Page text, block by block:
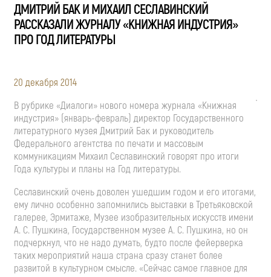
ДМИТРИЙ БАК И МИХАИЛ СЕСЛАВИНСКИЙ
РАССКАЗАЛИ ЖУРНАЛУ «КНИЖНАЯ ИНДУСТРИЯ»
ПРО ГОД ЛИТЕРАТУРЫ
20 декабря 2014
В рубрике «Диалоги» нового номера журнала «Книжная
индустрия» (январь-февраль) директор Государственного
литературного музея Дмитрий Бак и руководитель
Федерального агентства по печати и массовым
коммуникациям Михаил Сеславинский говорят про итоги
Года культуры и планы на Год литературы.
Сеславинский очень доволен ушедшим годом и его итогами,
ему лично особенно запомнились выставки в Третьяковской
галерее, Эрмитаже, Музее изобразительных искусств имени
А. С. Пушкина, Государственном музее А. С. Пушкина, но он
подчеркнул, что не надо думать, будто после фейерверка
таких мероприятий наша страна сразу станет более
развитой в культурном смысле. «Сейчас самое главное для